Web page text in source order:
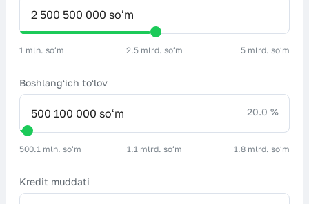
1 mln. soʻm 2.5 mlrd. soʻm 5 mlrd. soʻm
Boshlangʻich toʻlov
20.0 %
500.1 mln. soʻm 1.1 mlrd. soʻm 1.8 mlrd. soʻm
Kredit muddati